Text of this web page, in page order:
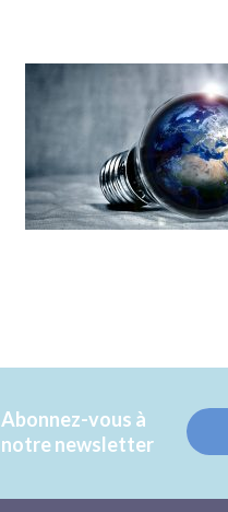
Abonnez-vous à
notre newsletter